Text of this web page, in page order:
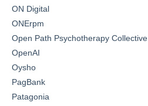
ON Digital
ONErpm
Open Path Psychotherapy Collective
OpenAI
Oysho
PagBank
Patagonia